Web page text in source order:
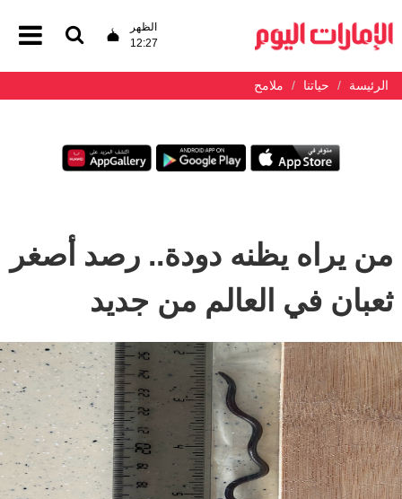
الظهر
12:27
الرئيسة حياتنا ملامح
من يراه يظنه دودة.. رصد أصغر
ثعبان في العالم من جديد